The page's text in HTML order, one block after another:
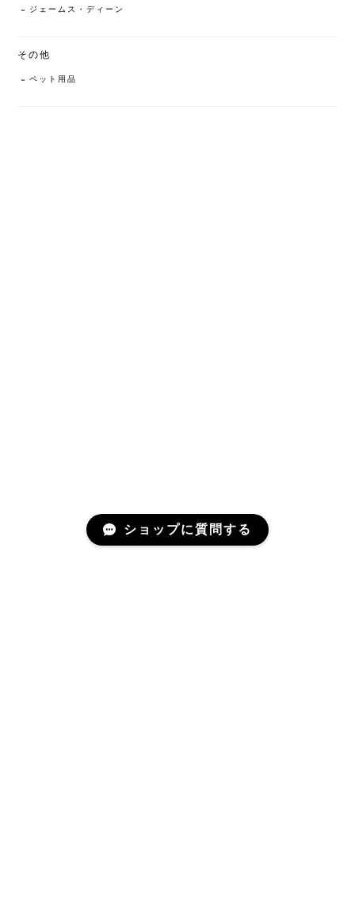
ジェームス・ディーン
その他
ペット用品
ショップに質問する